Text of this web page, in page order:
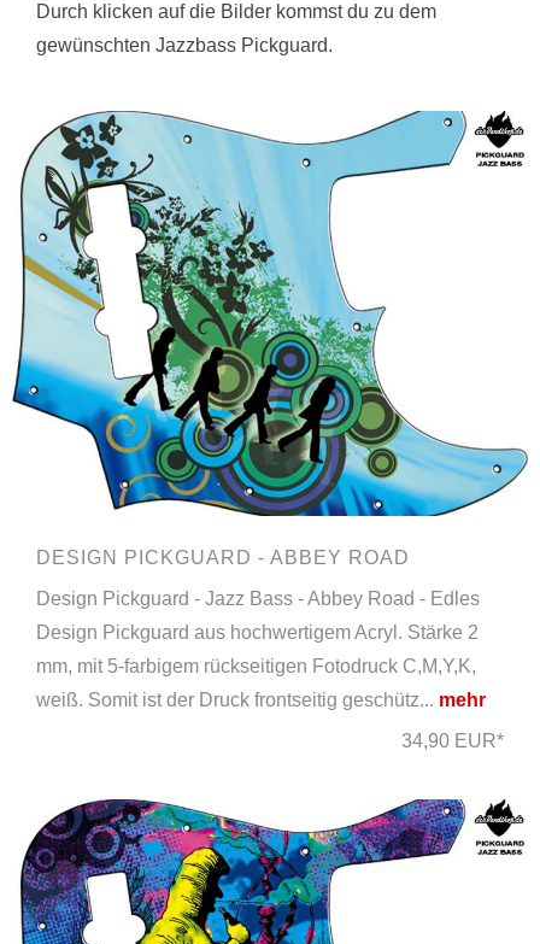
Durch klicken auf die Bilder kommst du zu dem
gewünschten Jazzbass Pickguard.
DESIGN PICKGUARD - ABBEY ROAD
Design Pickguard - Jazz Bass - Abbey Road - Edles
Design Pickguard aus hochwertigem Acryl. Stärke 2
mm, mit 5-farbigem rückseitigen Fotodruck C,M,Y,K,
weiß. Somit ist der Druck frontseitig geschütz... mehr
34,90 EUR*